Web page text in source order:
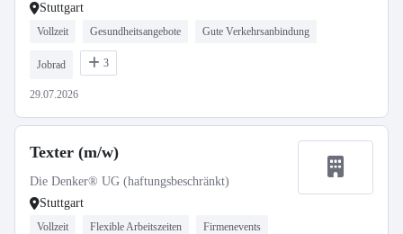
Stuttgart
Vollzeit Gesundheitsangebote Gute Verkehrsanbindung
Jobrad 3
29.07.2026
Texter (m/w)
Die Denker® UG (haftungsbeschränkt)
Stuttgart
Vollzeit Flexible Arbeitszeiten Firmenevents